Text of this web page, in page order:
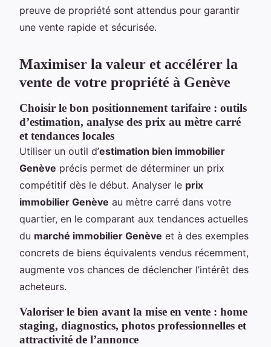
preuve de propriété sont attendus pour garantir
une vente rapide et sécurisée.
Maximiser la valeur et accélérer la
vente de votre propriété à Genève
Choisir le bon positionnement tarifaire : outils
d’estimation, analyse des prix au mètre carré
et tendances locales
Utiliser un outil d’estimation bien immobilier
Genève précis permet de déterminer un prix
compétitif dès le début. Analyser le prix
immobilier Genève au mètre carré dans votre
quartier, en le comparant aux tendances actuelles
du marché immobilier Genève et à des exemples
concrets de biens équivalents vendus récemment,
augmente vos chances de déclencher l’intérêt des
acheteurs.
Valoriser le bien avant la mise en vente : home
staging, diagnostics, photos professionnelles et
attractivité de l’annonce